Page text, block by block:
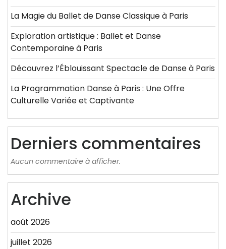
La Magie du Ballet de Danse Classique à Paris
Exploration artistique : Ballet et Danse
Contemporaine à Paris
Découvrez l’Éblouissant Spectacle de Danse à Paris
La Programmation Danse à Paris : Une Offre
Culturelle Variée et Captivante
Derniers commentaires
Aucun commentaire à afficher.
Archive
août 2026
juillet 2026